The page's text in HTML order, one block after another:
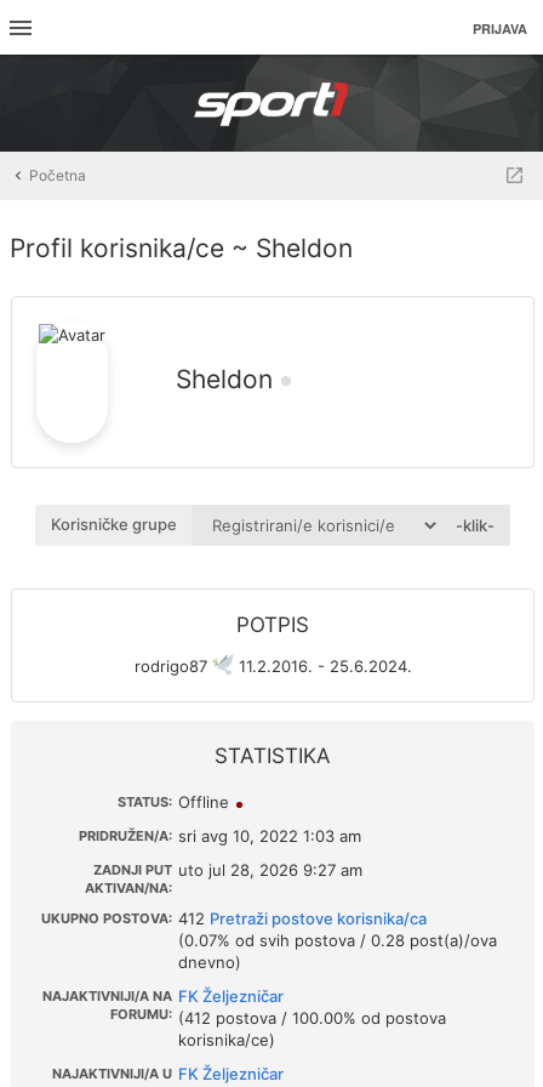
PRIJAVA
Početna
Profil korisnika/ce ~ Sheldon
Sheldon
Korisničke grupe -klik-
POTPIS
rodrigo87 11.2.2016. - 25.6.2024.
STATISTIKA
STATUS: Offline
PRIDRUŽEN/A: sri avg 10, 2022 1:03 am
ZADNJI PUT
AKTIVAN/NA:
uto jul 28, 2026 9:27 am
UKUPNO POSTOVA: 412 Pretraži postove korisnika/ca
(0.07% od svih postova / 0.28 post(a)/ova
dnevno)
NAJAKTIVNIJI/A NA
FORUMU:
FK Željezničar
(412 postova / 100.00% od postova
korisnika/ce)
NAJAKTIVNIJI/A U FK Željezničar